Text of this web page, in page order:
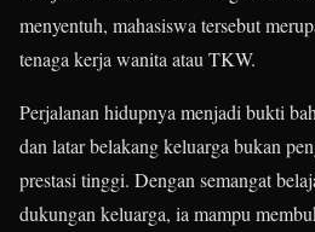
menyentuh, mahasiswa tersebut
tenaga kerja wanita atau TKW.
Perjalanan hidupnya menjadi bukti
dan latar belakang keluarga bukan
prestasi tinggi. Dengan semangat
dukungan keluarga, ia mampu